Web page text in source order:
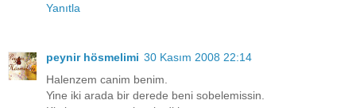
Yanıtla
peynir hösmelimi 30 Kasım 2008 22:14
Halenzem canim benim.
Yine iki arada bir derede beni sobelemissin.